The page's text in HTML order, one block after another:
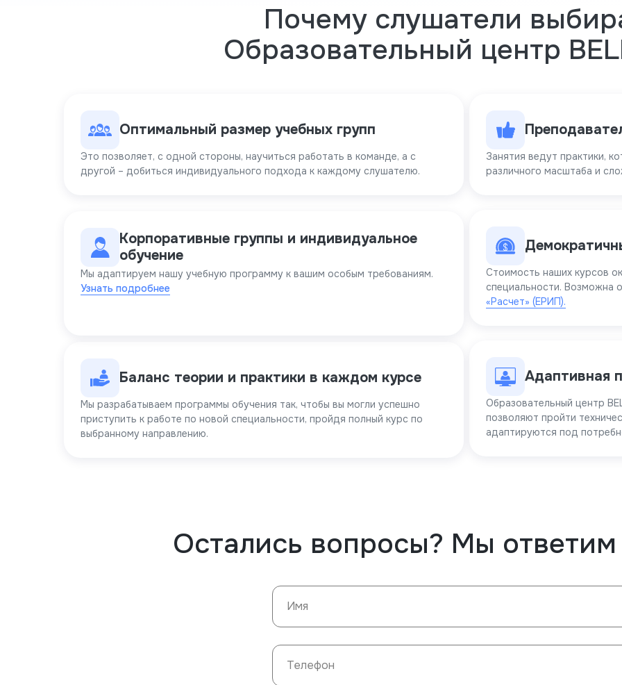
Адаптивная
Образовательный центр
позволяют пройти
адаптируются под
Баланс теории и практики в каждом курсе
Мы разрабатываем программы обучения так, чтобы вы могли успешно
приступить к работе по новой специальности, пройдя полный курс по
выбранному направлению.
Стоимость наших курсов
специальности. Возможна
«Расчет» (ЕРИП).
Корпоративные группы и индивидуальное
обучение
Мы адаптируем нашу учебную программу к вашим особым требованиям.
Узнать подробнее
Занятия ведут практики,
различного масштаба и
Оптимальный размер учебных групп
Это позволяет, с одной стороны, научиться работать в команде, а с
другой – добиться индивидуального подхода к каждому слушателю.
Почему слушатели
Образовательный центр
Остались вопросы? Мы